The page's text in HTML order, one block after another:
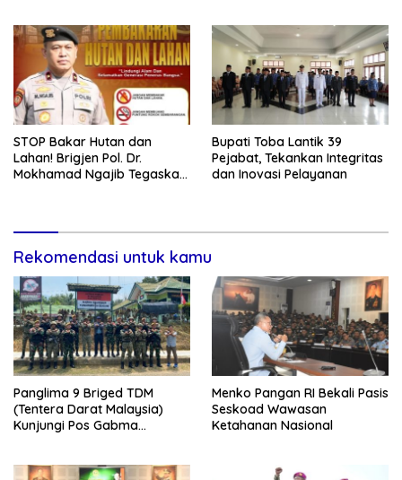
STOP Bakar Hutan dan
Lahan! Brigjen Pol. Dr.
Mokhamad Ngajib Tegaskan:
Bupati Toba Lantik 39
Pejabat, Tekankan Integritas
dan Inovasi Pelayanan
Rekomendasi untuk kamu
Panglima 9 Briged TDM
(Tentera Darat Malaysia)
Kunjungi Pos Gabma
Menko Pangan RI Bekali Pasis
Seskoad Wawasan
Ketahanan Nasional